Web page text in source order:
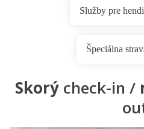
Služby pre
Špeciálna
Skorý check-in /